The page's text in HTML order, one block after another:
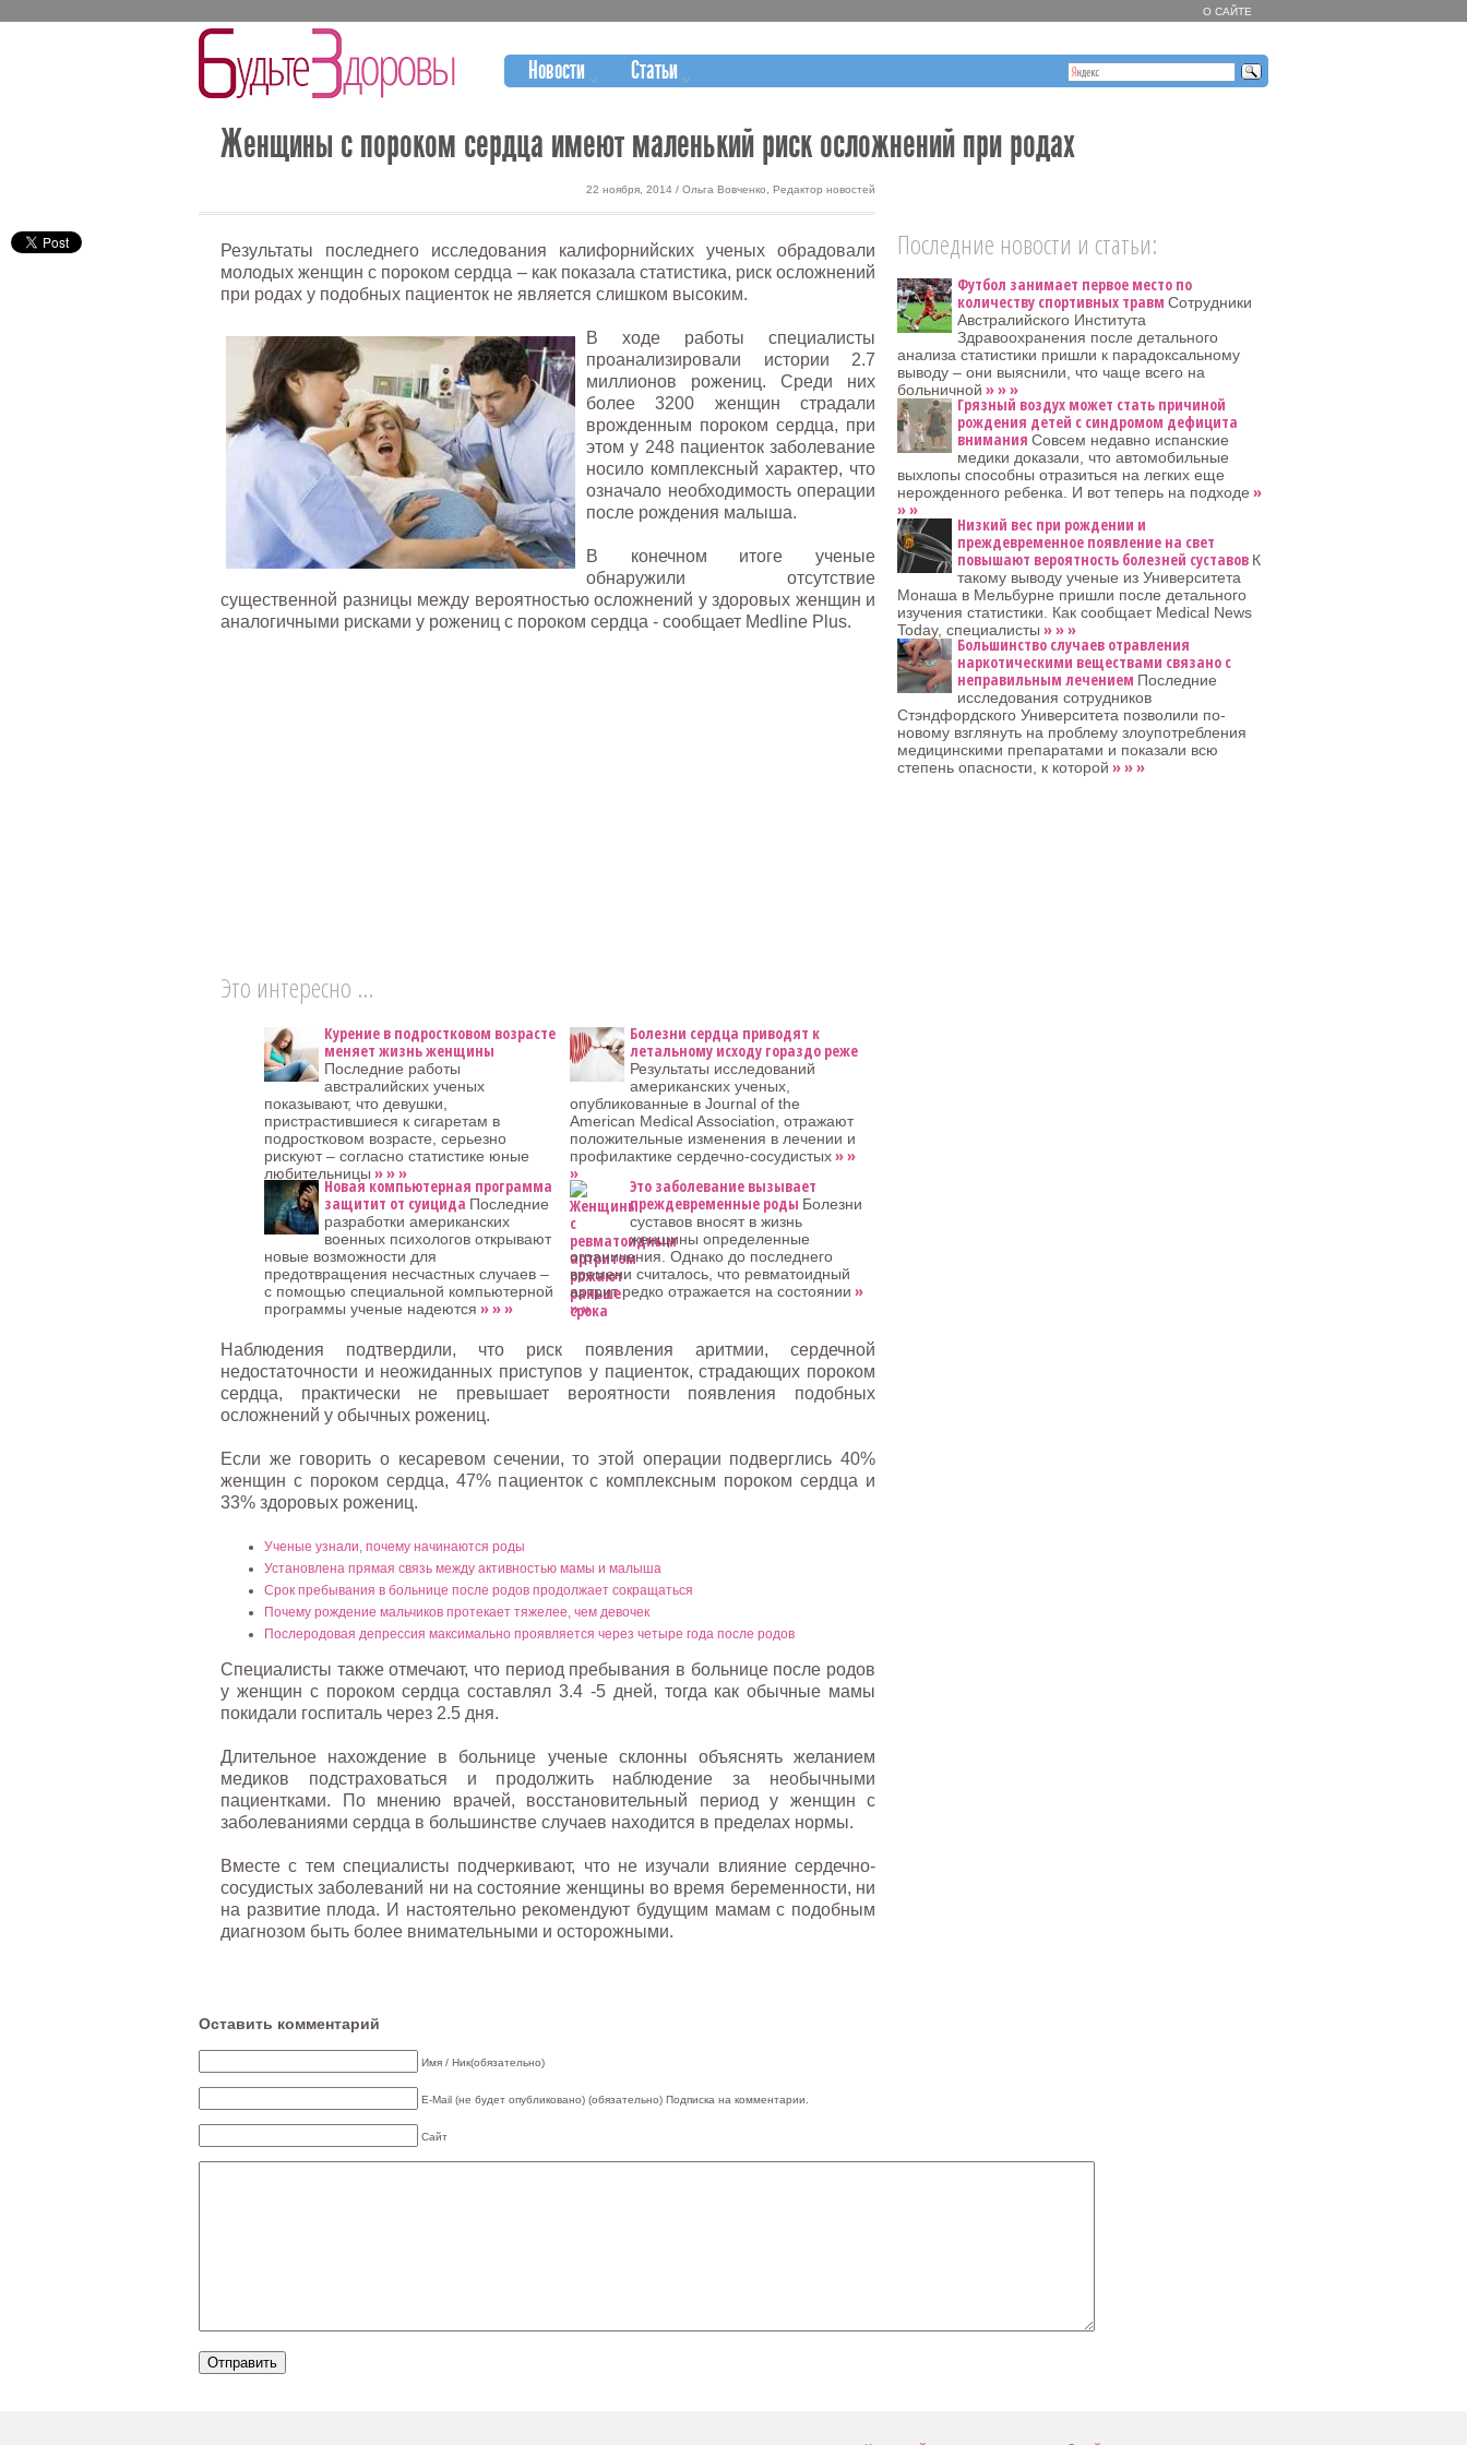
О САЙТЕ
Новости Статьи
Женщины с пороком сердца имеют маленький риск осложнений при родах
22 ноября, 2014 / Ольга Вовченко, Редактор новостей
Результаты последнего исследования калифорнийских ученых обрадовали
молодых женщин с пороком сердца – как показала статистика, риск осложнений
при родах у подобных пациенток не является слишком высоким.
В ходе работы специалисты
проанализировали истории 2.7
миллионов рожениц. Среди них
более 3200 женщин страдали
врожденным пороком сердца, при
этом у 248 пациенток заболевание
носило комплексный характер, что
означало необходимость операции
после рождения малыша.
В конечном итоге ученые
обнаружили отсутствие
существенной разницы между вероятностью осложнений у здоровых женщин и
аналогичными рисками у рожениц с пороком сердца - сообщает Medline Plus.
Это интересно ...
Курение в подростковом возрасте
меняет жизнь женщины
Последние работы
австралийских ученых
показывают, что девушки,
пристрастившиеся к сигаретам в
подростковом возрасте, серьезно
рискуют – согласно статистике юные
любительницы » » »
Болезни сердца приводят к
летальному исходу гораздо реже
Результаты исследований
американских ученых,
опубликованные в Journal of the
American Medical Association, отражают
положительные изменения в лечении и
профилактике сердечно-сосудистых» »
»
Новая компьютерная программа
защитит от суицида Последние
разработки американских
военных психологов открывают
новые возможности для
предотвращения несчастных случаев –
с помощью специальной компьютерной
программы ученые надеются » » »
Это заболевание вызывает
преждевременные роды Болезни
суставов вносят в жизнь
женщины определенные
ограничения. Однако до последнего
времени считалось, что ревматоидный
артрит редко отражается на состоянии »
» »
Наблюдения подтвердили, что риск появления аритмии, сердечной
недостаточности и неожиданных приступов у пациенток, страдающих пороком
сердца, практически не превышает вероятности появления подобных
осложнений у обычных рожениц.
Если же говорить о кесаревом сечении, то этой операции подверглись 40%
женщин с пороком сердца, 47% пациенток с комплексным пороком сердца и
33% здоровых рожениц.
Ученые узнали, почему начинаются роды
Установлена прямая связь между активностью мамы и малыша
Срок пребывания в больнице после родов продолжает сокращаться
Почему рождение мальчиков протекает тяжелее, чем девочек
Послеродовая депрессия максимально проявляется через четыре года после родов
Специалисты также отмечают, что период пребывания в больнице после родов
у женщин с пороком сердца составлял 3.4 -5 дней, тогда как обычные мамы
покидали госпиталь через 2.5 дня.
Длительное нахождение в больнице ученые склонны объяснять желанием
медиков подстраховаться и продолжить наблюдение за необычными
пациентками. По мнению врачей, восстановительный период у женщин с
заболеваниями сердца в большинстве случаев находится в пределах нормы.
Вместе с тем специалисты подчеркивают, что не изучали влияние сердечно-
сосудистых заболеваний ни на состояние женщины во время беременности, ни
на развитие плода. И настоятельно рекомендуют будущим мамам с подобным
диагнозом быть более внимательными и осторожными.
Последние новости и статьи:
Футбол занимает первое место по
количеству спортивных травм Сотрудники
Австралийского Института
Здравоохранения после детального
анализа статистики пришли к парадоксальному
выводу – они выяснили, что чаще всего на
больничной » » »
Грязный воздух может стать причиной
рождения детей с синдромом дефицита
внимания Совсем недавно испанские
медики доказали, что автомобильные
выхлопы способны отразиться на легких еще
нерожденного ребенка. И вот теперь на подходе »
» »
Низкий вес при рождении и
преждевременное появление на свет
повышают вероятность болезней суставов К
такому выводу ученые из Университета
Монаша в Мельбурне пришли после детального
изучения статистики. Как сообщает Medical News
Today, специалисты » » »
Большинство случаев отравления
наркотическими веществами связано с
неправильным лечением Последние
исследования сотрудников
Стэндфордского Университета позволили по-
новому взглянуть на проблему злоупотребления
медицинскими препаратами и показали всю
степень опасности, к которой » » »
Оставить комментарий
Имя / Ник(обязательно)
E-Mail (не будет опубликовано) (обязательно) Подписка на комментарии.
Сайт